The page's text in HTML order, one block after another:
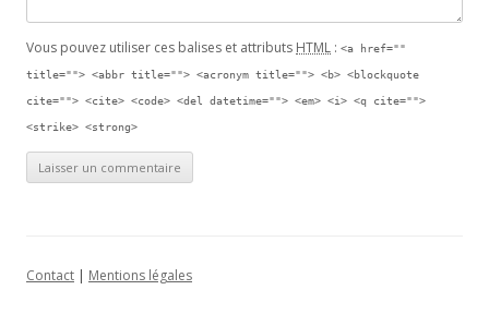
Vous pouvez utiliser ces balises et attributs HTML : <a href=""
title=""> <abbr title=""> <acronym title=""> <b> <blockquote
cite=""> <cite> <code> <del datetime=""> <em> <i> <q cite="">
<strike> <strong>
Contact | Mentions légales